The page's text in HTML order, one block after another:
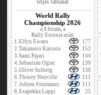
teljes táblázat
World Rally
Championship 2026
a 9.futam, a
Rally Estonia után
1.Elfyn Ewans
177
2.Takamoto Katsuta
152
3.Sami Pajari
144
4.Sebastian Ogier
139
5.Oliver Solberg
130
6.Thierry Neuville
111
7.Adrien Fourmaux
111
8.Esapekka Lappi
25